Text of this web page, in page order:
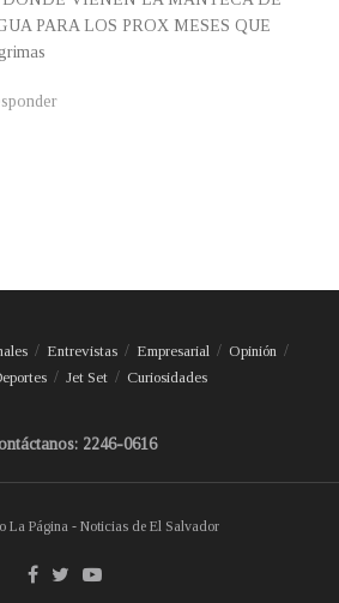
PARA LOS PROX MESES QUE
Entrevistas Empresarial
Opinión
Jet Set Curiosidades
2246-0616
La Página - Noticias de El Salvador